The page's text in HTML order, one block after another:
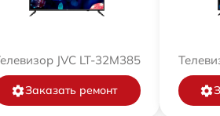
JVC LT-32M385
Заказать ремонт